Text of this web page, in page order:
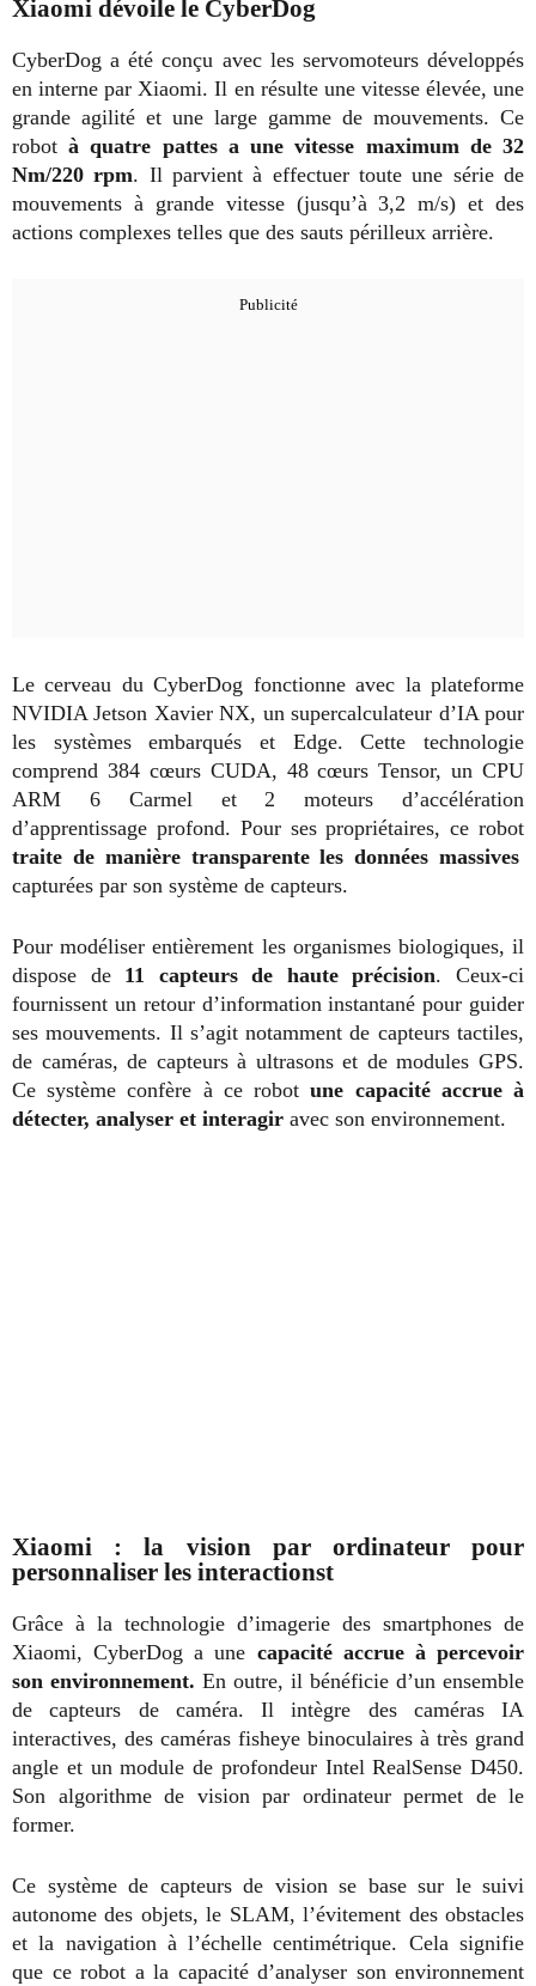
Xiaomi dévoile le CyberDog
CyberDog a été conçu avec les servomoteurs développés
en interne par Xiaomi. Il en résulte une vitesse élevée, une
grande agilité et une large gamme de mouvements. Ce
robotà quatre pattes a une vitesse maximum de 32
Nm/220 rpm. Il parvient à effectuer toute une série de
mouvements à grande vitesse (jusqu’à 3,2 m/s) et des
actions complexes telles que des sauts périlleux arrière.
Le cerveau du CyberDog fonctionne avec la plateforme
NVIDIA Jetson Xavier NX, un supercalculateur d’IA pour
les systèmes embarqués et Edge. Cette technologie
comprend 384 cœurs CUDA, 48 cœurs Tensor, un CPU
ARM 6 Carmel et 2 moteurs d’accélération
d’apprentissage profond. Pour ses propriétaires, ce robot
traite de manière transparente les données massives
capturées par son système de capteurs.
Pour modéliser entièrement les organismes biologiques, il
dispose de 11 capteurs de haute précision. Ceux-ci
fournissent un retour d’information instantané pour guider
ses mouvements. Il s’agit notamment de capteurs tactiles,
de caméras, de capteurs à ultrasons et de modules GPS.
Ce système confère à ce robot une capacité accrue à
détecter, analyser et interagir avec son environnement.
Xiaomi : la vision par ordinateur pour
personnaliser les interactionst
Grâce à la technologie d’imagerie des smartphones de
Xiaomi, CyberDog a une capacité accrue à percevoir
son environnement. En outre, il bénéficie d’un ensemble
de capteurs de caméra. Il intègre des caméras IA
interactives, des caméras fisheye binoculaires à très grand
angle et un module de profondeur Intel RealSense D450.
Son algorithme de vision par ordinateur permet de le
former.
Ce système de capteurs de vision se base sur le suivi
autonome des objets, le SLAM, l’évitement des obstacles
et la navigation à l’échelle centimétrique. Cela signifie
que ce robot a la capacité d’analyser son environnement